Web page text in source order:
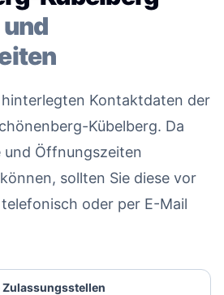
Kontaktdaten der
Kübelberg. Da
und Öffnungszeiten
sollten Sie diese vor
oder per E-Mail
Zulassungsstellen